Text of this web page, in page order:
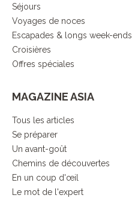
Séjours
Voyages de noces
Escapades & longs week-ends
Croisières
Offres spéciales
MAGAZINE ASIA
Tous les articles
Se préparer
Un avant-goût
Chemins de découvertes
En un coup d'œil
Le mot de l'expert